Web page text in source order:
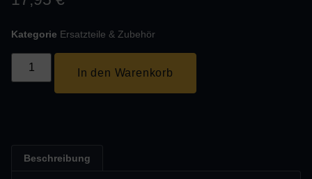
Kategorie Ersatzteile & Zubehör
In den Warenkorb
Beschreibung